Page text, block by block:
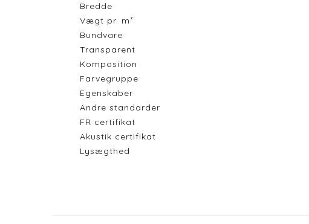
Bredde
Vægt pr. m²
Bundvare
Transparent
Komposition
Farvegruppe
Egenskaber
Andre standarder
FR certifikat
Akustik certifikat
Lysægthed